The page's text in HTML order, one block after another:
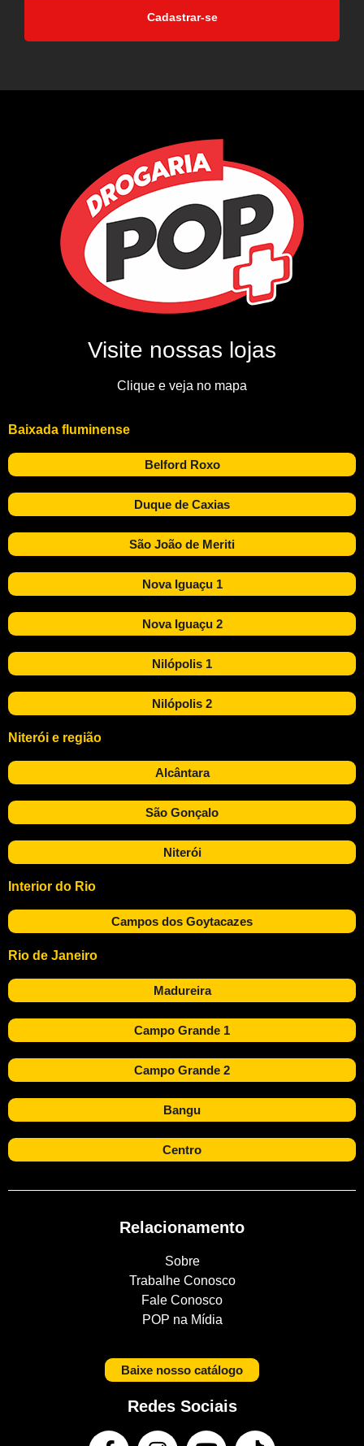
Cadastrar-se
Visite nossas lojas
Clique e veja no mapa
Baixada fluminense
Belford Roxo
Duque de Caxias
São João de Meriti
Nova Iguaçu 1
Nova Iguaçu 2
Nilópolis 1
Nilópolis 2
Niterói e região
Alcântara
São Gonçalo
Niterói
Interior do Rio
Campos dos Goytacazes
Rio de Janeiro
Madureira
Campo Grande 1
Campo Grande 2
Bangu
Centro
Relacionamento
Sobre
Trabalhe Conosco
Fale Conosco
POP na Mídia
Baixe nosso catálogo
Redes Sociais